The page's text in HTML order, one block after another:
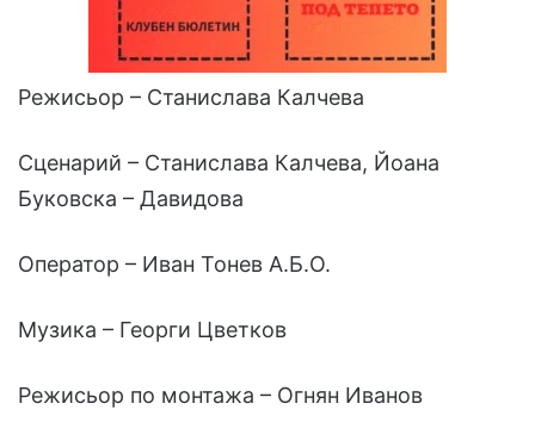
Режисьор – Станислава Калчева
Сценарий – Станислава Калчева, Йоана
Буковска – Давидова
Оператор – Иван Тонев A.Б.О.
Музика – Георги Цветков
Режисьор по монтажа – Огнян Иванов